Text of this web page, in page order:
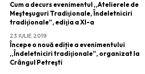
Cum a decurs evenimentul ,,Atelierele de
Meşteşuguri Tradiţionale, Îndeletniciri
tradiţionale”, ediţia a XI-a
23 IULIE 2019
Începe o nouă ediție a evenimentului
,,Îndeletniciri tradiţionale”, organizat la
Crângul Petreşti